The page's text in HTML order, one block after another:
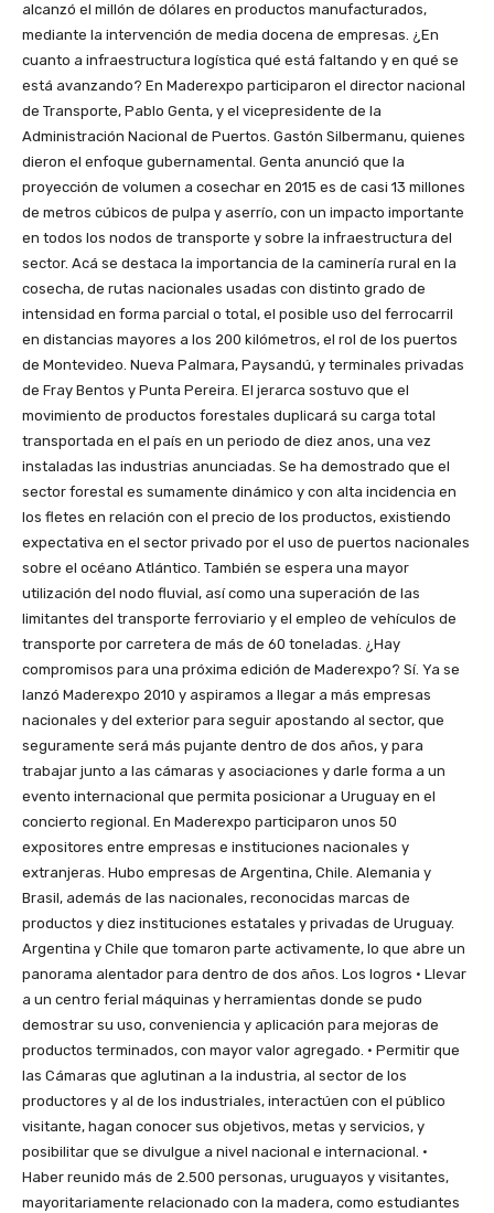
alcanzó el millón de dólares en productos manufacturados,
mediante la intervención de media docena de empresas. ¿En
cuanto a infraestructura logística qué está faltando y en qué se
está avanzando? En Maderexpo participaron el director nacional
de Transporte, Pablo Genta, y el vicepresidente de la
Administración Nacional de Puertos. Gastón Silbermanu, quienes
dieron el enfoque gubernamental. Genta anunció que la
proyección de volumen a cosechar en 2015 es de casi 13 millones
de metros cúbicos de pulpa y aserrío, con un impacto importante
en todos los nodos de transporte y sobre la infraestructura del
sector. Acá se destaca la importancia de la caminería rural en la
cosecha, de rutas nacionales usadas con distinto grado de
intensidad en forma parcial o total, el posible uso del ferrocarril
en distancias mayores a los 200 kilómetros, el rol de los puertos
de Montevideo. Nueva Palmara, Paysandú, y terminales privadas
de Fray Bentos y Punta Pereira. El jerarca sostuvo que el
movimiento de productos forestales duplicará su carga total
transportada en el país en un periodo de diez anos, una vez
instaladas las industrias anunciadas. Se ha demostrado que el
sector forestal es sumamente dinámico y con alta incidencia en
los fletes en relación con el precio de los productos, existiendo
expectativa en el sector privado por el uso de puertos nacionales
sobre el océano Atlántico. También se espera una mayor
utilización del nodo fluvial, así como una superación de las
limitantes del transporte ferroviario y el empleo de vehículos de
transporte por carretera de más de 60 toneladas. ¿Hay
compromisos para una próxima edición de Maderexpo? Sí. Ya se
lanzó Maderexpo 2010 y aspiramos a llegar a más empresas
nacionales y del exterior para seguir apostando al sector, que
seguramente será más pujante dentro de dos años, y para
trabajar junto a las cámaras y asociaciones y darle forma a un
evento internacional que permita posicionar a Uruguay en el
concierto regional. En Maderexpo participaron unos 50
expositores entre empresas e instituciones nacionales y
extranjeras. Hubo empresas de Argentina, Chile. Alemania y
Brasil, además de las nacionales, reconocidas marcas de
productos y diez instituciones estatales y privadas de Uruguay.
Argentina y Chile que tomaron parte activamente, lo que abre un
panorama alentador para dentro de dos años. Los logros • Llevar
a un centro ferial máquinas y herramientas donde se pudo
demostrar su uso, conveniencia y aplicación para mejoras de
productos terminados, con mayor valor agregado. • Permitir que
las Cámaras que aglutinan a la industria, al sector de los
productores y al de los industriales, interactúen con el público
visitante, hagan conocer sus objetivos, metas y servicios, y
posibilitar que se divulgue a nivel nacional e internacional. •
Haber reunido más de 2.500 personas, uruguayos y visitantes,
mayoritariamente relacionado con la madera, como estudiantes